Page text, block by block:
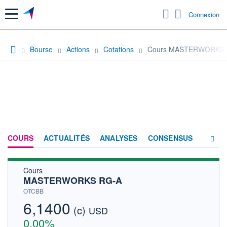
Menu Connexion
Bourse Actions Cotations Cours MASTERWORKS
COURS ACTUALITÉS ANALYSES CONSENSUS
Cours
MASTERWORKS RG-A
OTCBB
6,1400 (c) USD
0,00%